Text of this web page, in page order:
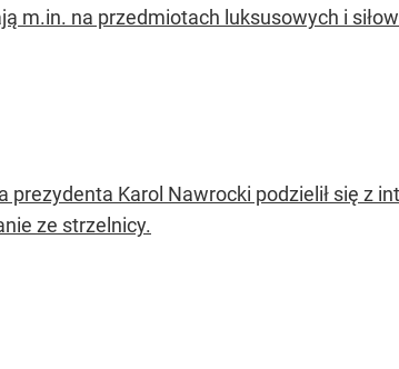
m.in. na przedmiotach luksusowych i
prezydenta Karol Nawrocki podzielił się z
ze strzelnicy.